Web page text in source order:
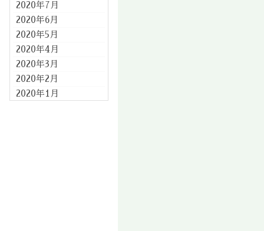
2020年7月
2020年6月
2020年5月
2020年4月
2020年3月
2020年2月
2020年1月